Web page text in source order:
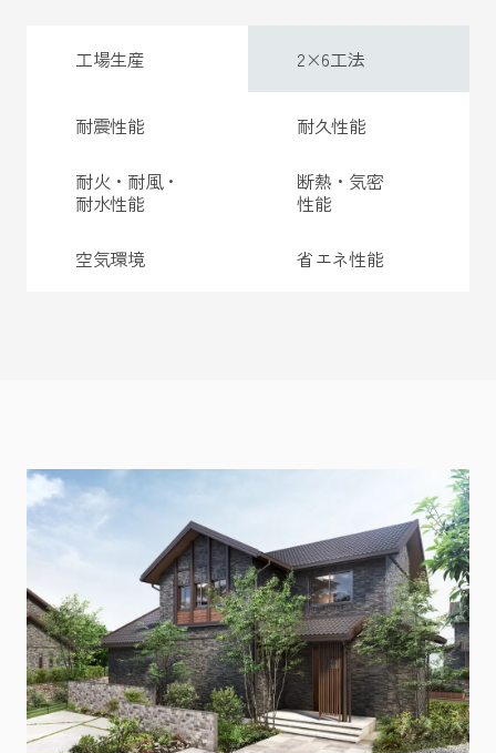
工場生産 2×6工法
耐震性能 耐久性能
耐火・耐風・
耐水性能
断熱・気密
性能
空気環境 省エネ性能